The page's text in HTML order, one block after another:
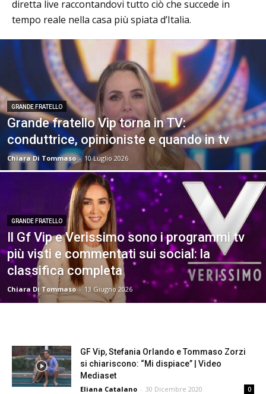
diretta live raccontandovi tutto ciò che succede in
tempo reale nella casa più spiata d’Italia.
GRANDE FRATELLO
Grande fratello Vip torna in TV:
conduttrice, opinioniste e quando in tv
Chiara Di Tommaso - 10 Luglio 2026
GRANDE FRATELLO
Il Gf Vip e Verissimo sono i programmi tv
più visti e commentati sui social: la
classifica completa
Chiara Di Tommaso - 13 Giugno 2026
GF Vip, Stefania Orlando e Tommaso Zorzi
si chiariscono: “Mi dispiace” | Video
Mediaset
Eliana Catalano - 30 Dicembre 2020 0